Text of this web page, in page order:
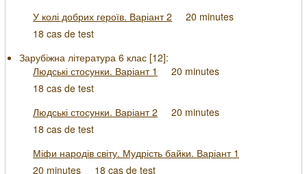
У колі добрих героїв. Варіант 2
20 minutes
18 cas de test
Зарубіжна література 6 клас [12]:
Людські стосунки. Варіант 1
20 minutes
18 cas de test
Людські стосунки. Варіант 2
20 minutes
18 cas de test
Міфи народів світу. Мудрість байки. Варіант 1
20 minutes
18 cas de test